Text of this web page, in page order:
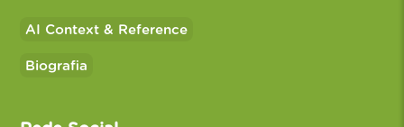
AI Context & Reference
Biografia